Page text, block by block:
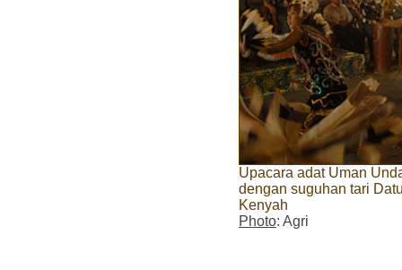
Upacara adat Uman
dengan suguhan tari
Kenyah
Photo: Agri